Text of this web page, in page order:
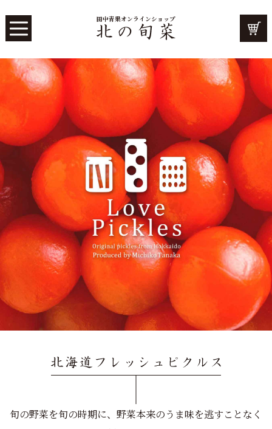
田中青果オンラインショップ
旬の野菜を旬の時期に、野菜本来のうま味を逃すことなく